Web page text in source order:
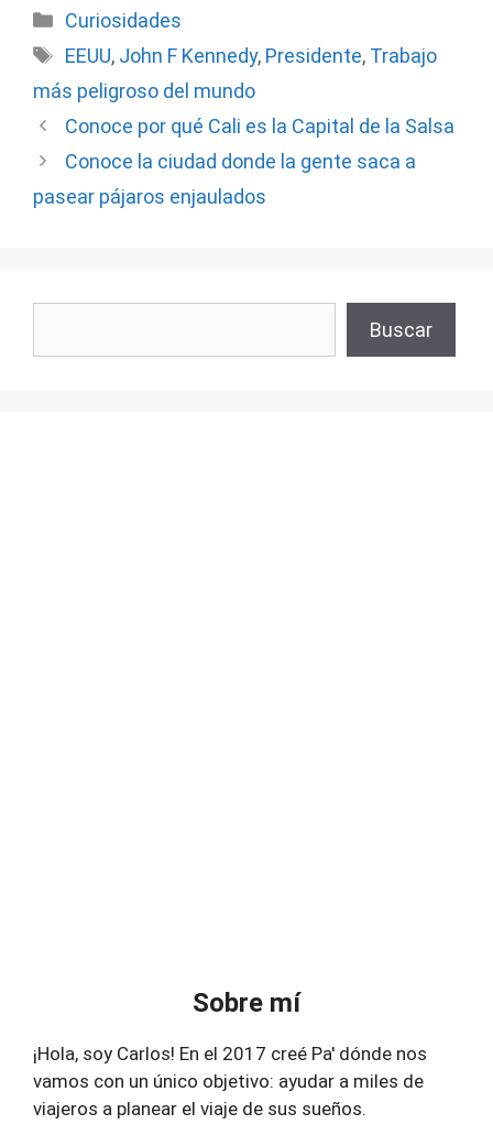
Categorías
Curiosidades
Etiquetas
EEUU, John F Kennedy, Presidente, Trabajo
más peligroso del mundo
Conoce por qué Cali es la Capital de la Salsa
Conoce la ciudad donde la gente saca a
pasear pájaros enjaulados
Buscar
Sobre mí
¡Hola, soy Carlos! En el 2017 creé Pa' dónde nos
vamos con un único objetivo: ayudar a miles de
viajeros a planear el viaje de sus sueños.